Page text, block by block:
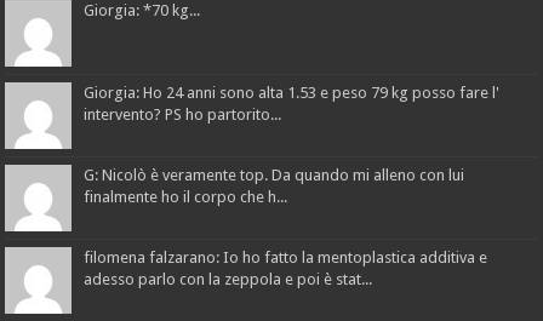
Giorgia: *70 kg...
Giorgia: Ho 24 anni sono alta 1.53 e peso 79 kg posso fare l'
intervento? PS ho partorito...
G: Nicolò è veramente top. Da quando mi alleno con lui
finalmente ho il corpo che h...
filomena falzarano: Io ho fatto la mentoplastica additiva e
adesso parlo con la zeppola e poi è stat...